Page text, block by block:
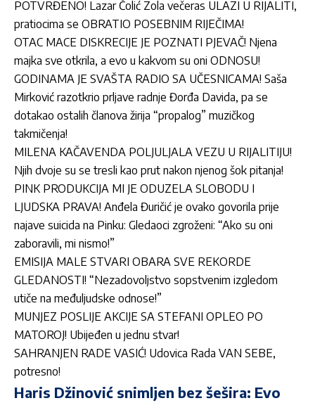
POTVRĐENO! Lazar Čolić Zola večeras ULAZI U RIJALITI,
pratiocima se OBRATIO POSEBNIM RIJEČIMA!
OTAC MACE DISKRECIJE JE POZNATI PJEVAČ! Njena
majka sve otkrila, a evo u kakvom su oni ODNOSU!
GODINAMA JE SVAŠTA RADIO SA UČESNICAMA! Saša
Mirković razotkrio prljave radnje Đorđa Davida, pa se
dotakao ostalih članova žirija “propalog” muzičkog
takmičenja!
MILENA KAČAVENDA POLJULJALA VEZU U RIJALITIJU!
Njih dvoje su se tresli kao prut nakon njenog šok pitanja!
PINK PRODUKCIJA MI JE ODUZELA SLOBODU I
LJUDSKA PRAVA! Anđela Đuričić je ovako govorila prije
najave suicida na Pinku: Gledaoci zgroženi: “Ako su oni
zaboravili, mi nismo!”
EMISIJA MALE STVARI OBARA SVE REKORDE
GLEDANOSTI! “Nezadovoljstvo sopstvenim izgledom
utiče na međuljudske odnose!”
MUNJEZ POSLIJE AKCIJE SA STEFANI OPLEO PO
MATOROJ! Ubijeđen u jednu stvar!
SAHRANJEN RADE VASIĆ! Udovica Rada VAN SEBE,
potresno!
Haris Džinović snimljen bez šešira: Evo